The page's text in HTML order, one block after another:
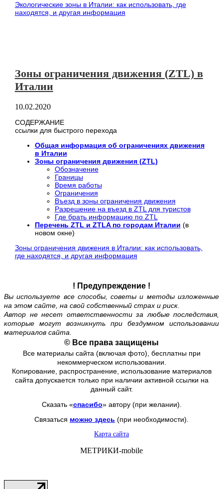
Экологические зоны в Италии: как использовать, где
находятся, и другая информация
Зоны ограничения движения (ZTL) в
Италии
10.02.2020
СОДЕРЖАНИЕ
ссылки для быстрого перехода
Общая информация об ограничениях движения
в Италии
Зоны ограничения движения (ZTL)
Обозначение
Границы
Время работы
Ограничения
Въезд в зоны ограничения движения
Разрешение на въезд в ZTL для туристов
Где брать информацию по ZTL
Перечень ZTL и ZTLA по городам Италии (в
новом окне)
Зоны ограничения движения в Италии: как использовать,
где находятся, и другая информация
! Предупреждение !
Вы используете все способы, советы и методы изложенные
на этом сайте, на свой собственный страх и риск.
Автор не несет ответственности за любые последствия,
которые могут возникнуть при бездумном использовании
материалов сайта.
© Все права защищены
Все материалы сайта (включая фото), бесплатны при
некоммерческом использовании.
Копирование, распространение, использование материалов
сайта допускается только при наличии активной ссылки на
данный сайт.
Сказать «спасибо» автору (при желании).
Связаться можно здесь (при необходимости).
Карта сайта
МЕТРИКИ-mobile